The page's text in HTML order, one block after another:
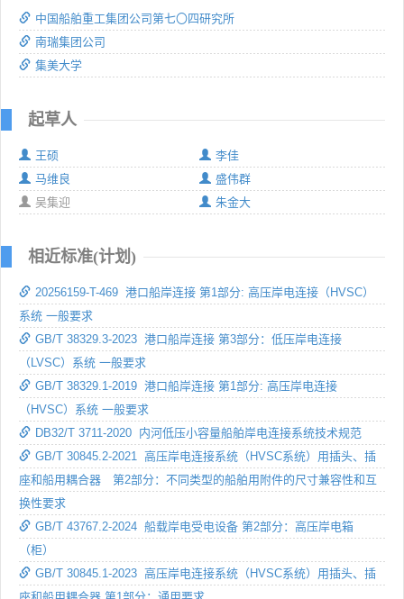
中国船舶重工集团公司第七〇四研究所
南瑞集团公司
集美大学
起草人
王硕
李佳
马维良
盛伟群
吴集迎
朱金大
相近标准(计划)
20256159-T-469 港口船岸连接 第1部分: 高压岸电连接（HVSC）
系统 一般要求
GB/T 38329.3-2023 港口船岸连接 第3部分：低压岸电连接
（LVSC）系统 一般要求
GB/T 38329.1-2019 港口船岸连接 第1部分: 高压岸电连接
（HVSC）系统 一般要求
DB32/T 3711-2020 内河低压小容量船舶岸电连接系统技术规范
GB/T 30845.2-2021 高压岸电连接系统（HVSC系统）用插头、插
座和船用耦合器 第2部分：不同类型的船舶用附件的尺寸兼容性和互
换性要求
GB/T 43767.2-2024 船载岸电受电设备 第2部分：高压岸电箱
（柜）
GB/T 30845.1-2023 高压岸电连接系统（HVSC系统）用插头、插